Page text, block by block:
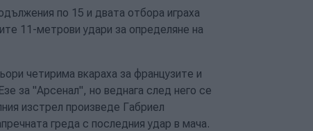
по 15 и двата отбора играха
11-метрови удари за определяне на
четирима вкараха за французите и
за "Арсенал", но веднага след него се
изстрел произведе Габриел
греда с последния удар в мача.